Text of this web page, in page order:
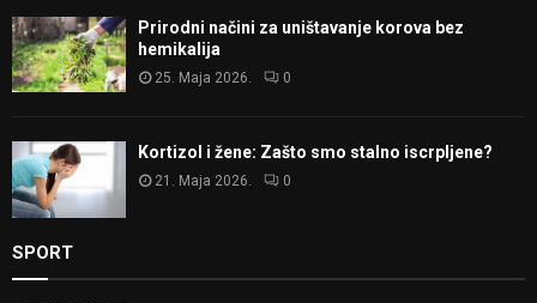
Prirodni načini za uništavanje korova bez
hemikalija
25. Maja 2026. 0
Kortizol i žene: Zašto smo stalno iscrpljene?
21. Maja 2026. 0
SPORT